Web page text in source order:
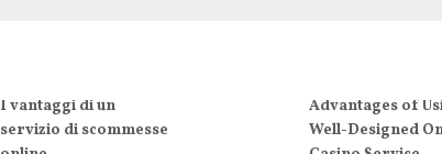
I vantaggi di un
servizio di scommesse
Advantages of
Well-Designed